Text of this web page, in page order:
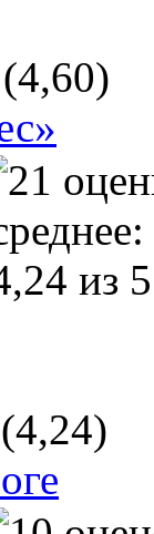
(4,60)
(4,24)